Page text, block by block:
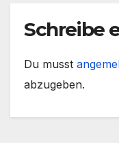
Schreibe
Du musst
abzugeben.